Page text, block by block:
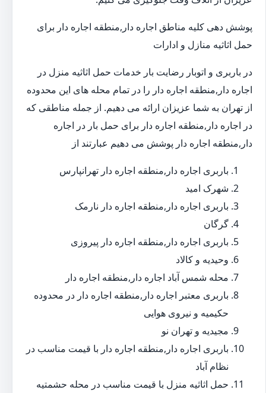
پوشش دهی کلیه مناطق اجاره دار,منطقه اجاره دار برای
حمل اثاثیه منازل و ادارات
در باربری و اتوبار رضایت بار خدمات حمل اثاثیه منزل در
اجاره دار,منطقه اجاره دار را در تمام محله های این محدوده
از تهران به شما عزیزان ارائه می دهیم. از جمله مناطقی که
در اجاره دار,منطقه اجاره دار برای حمل بار در اجاره
دار,منطقه اجاره دار پوشش می دهیم عبارتند از
باربری اجاره دار,منطقه اجاره دار تهرانپارس
شهرک امید
باربری اجاره دار,منطقه اجاره دار نارمک
گرگان
باربری اجاره دار,منطقه اجاره دار پیروزی
وحیدیه و کالاد
محله شمس آباد اجاره دار,منطقه اجاره دار
باربری معتبر اجاره دار,منطقه اجاره دار در محدوده
حکیمیه و نیروی هوایی
مجیدیه و تهران نو
باربری اجاره دار,منطقه اجاره دار با قیمت مناسب در
نظام آباد
حمل اثاثیه منزل با قیمت مناسب در محله حشمتیه